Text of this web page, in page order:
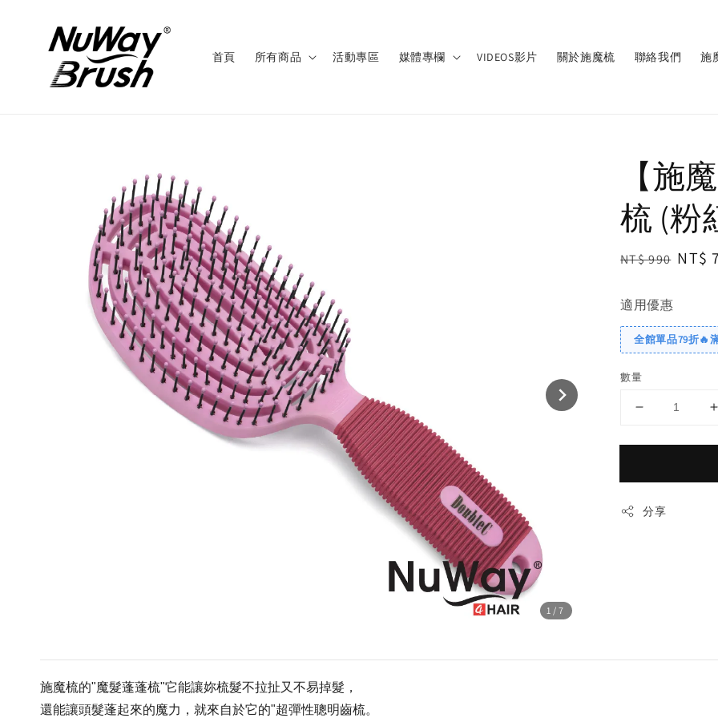
首頁 所有商品 活動專區 媒體專欄 VIDEOS影片 關於施魔梳 聯絡我們 施
1 /7
【施
梳 (粉
Regular
NT$ 990 Sale
NT$
適用優惠
全館單品79折🔥
數量
分享
施魔梳的"魔髮蓬蓬梳"它能讓妳梳髮不拉扯又不易掉髮，
還能讓頭髮蓬起來的魔力，就來自於它的"超彈性聰明齒梳。